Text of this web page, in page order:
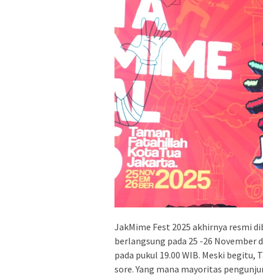
JakMime Fest 2025 akhirnya resmi
berlangsung pada 25 -26
pada pukul 19.00 WIB. Meski
sore. Yang mana mayoritas